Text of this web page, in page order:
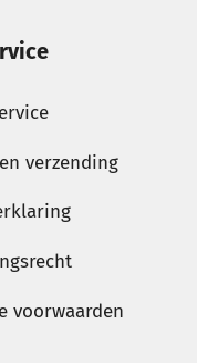
verzending
voorwaarden